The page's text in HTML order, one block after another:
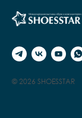
© 2026 SHOESSTAR